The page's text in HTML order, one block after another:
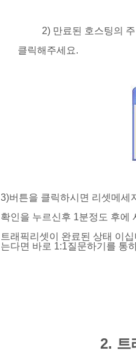
2) 만료된 호스팅의
클릭해주세요.
3)버튼을 클릭하시면 리셋메세
확인을 누르신후 1분정도 후에
트래픽리셋이 완료된 상태 이
는다면 바로 1:1질문하기를 통
2. 트